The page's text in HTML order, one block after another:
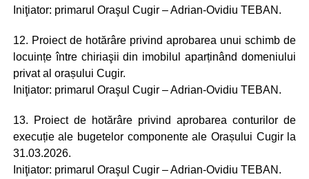
Iniţiator: primarul Oraşul Cugir – Adrian-Ovidiu TEBAN.
12. Proiect de hotărâre privind aprobarea unui schimb de
locuințe între chiriaşii din imobilul aparținând domeniului
privat al orașului Cugir.
Iniţiator: primarul Oraşul Cugir – Adrian-Ovidiu TEBAN.
13. Proiect de hotărâre privind aprobarea conturilor de
execuție ale bugetelor componente ale Orașului Cugir la
31.03.2026.
Iniţiator: primarul Oraşul Cugir – Adrian-Ovidiu TEBAN.